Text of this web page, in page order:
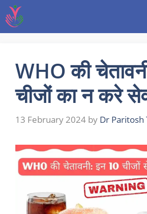
WHO की
चीजों का न करे
13 February 2024 by Dr Paritosh